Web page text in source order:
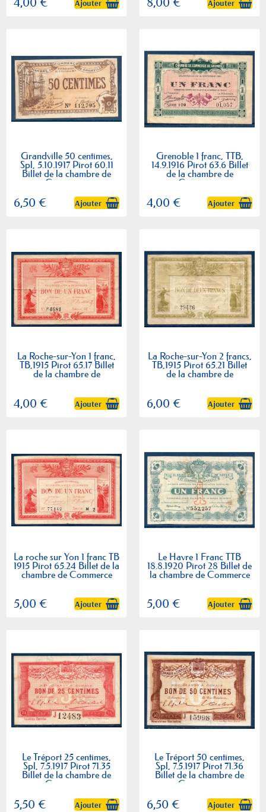
Ajouter Ajouter
Grandville 50 centimes,
Spl, 5.10.1917 Pirot 60.11
Billet de la chambre de
Commerce
6,50 € Ajouter
Grenoble 1 franc, TTB,
14.9.1916 Pirot 63.6 Billet
de la chambre de
Commerce
4,00 € Ajouter
La Roche-sur-Yon 1 franc,
TB,1915 Pirot 65.17 Billet
de la chambre de
4,00 € Ajouter
La Roche-sur-Yon 2 francs,
TB,1915 Pirot 65.21 Billet
de la chambre de
6,00 € Ajouter
La roche sur Yon 1 franc TB
1915 Pirot 65.24 Billet de la
chambre de Commerce
5,00 € Ajouter
Le Havre 1 Franc TTB
18.8.1920 Pirot 28 Billet de
la chambre de Commerce
5,00 € Ajouter
Le Tréport 25 centimes,
Spl, 7.5.1917 Pirot 71.35
Billet de la chambre de
Commerce
5,50 € Ajouter
Le Tréport 50 centimes,
Spl, 7.5.1917 Pirot 71.36
Billet de la chambre de
Commerce
6,50 € Ajouter